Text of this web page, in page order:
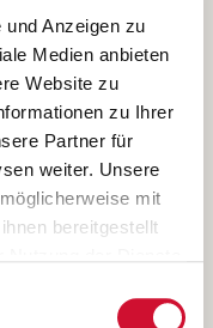
Anzeigen zu
Medien anbieten
Website zu
zu Ihrer
Partner für
weiter. Unsere
mit
bereitgestellt
so stimmen
Daten
der Kontaktanfrage
Bad Kissingen
weitergegeben
gegenüber dem
entnehmen.